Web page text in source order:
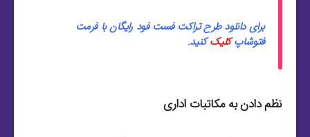
برای دانلود طرح تراکت فست فود رایگان با فرمت
فتوشاپکلیککنید.
نظم دادن به مکاتبات اداری